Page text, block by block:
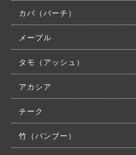
カバ（バーチ）
メープル
タモ（アッシュ）
アカシア
チーク
竹（バンブー）